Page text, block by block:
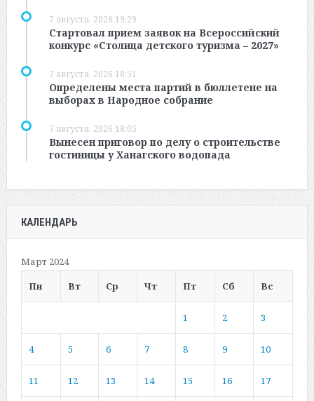
7 августа, 2026 19:29
Стартовал прием заявок на Всероссийский
конкурс «Столица детского туризма – 2027»
7 августа, 2026 18:51
Определены места партий в бюллетене на
выборах в Народное собрание
7 августа, 2026 18:05
Вынесен приговор по делу о строительстве
гостиницы у Ханагского водопада
КАЛЕНДАРЬ
Март 2024
Пн
Вт Ср Чт Пт Сб Вс
1 2 3
4 5 6 7 8 9 10
11 12 13 14 15 16 17